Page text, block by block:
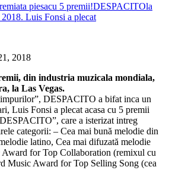
piesacu 5 premii!DESPACITOla
Luis Fonsi a plecat
2018
din industria muzicala mondiala,
la Las Vegas.
DESPACITO a bifat inca un
Luis Fonsi a plecat acasa cu 5 premii
care a isterizat intreg
categorii: – Cea mai bună melodie din
latino, Cea mai difuzată melodie
for Top Collaboration (remixul cu
Music Award for Top Selling Song (cea